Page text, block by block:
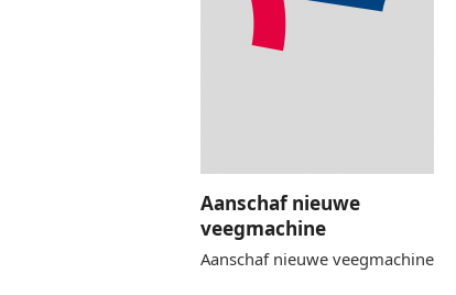
Aanschaf nieuwe
veegmachine
Aanschaf nieuwe veegmachine